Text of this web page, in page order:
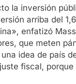
la inversión
arriba del
enfatizó
que meten
idea de país
fiscal,